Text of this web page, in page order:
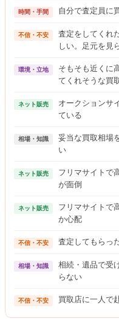
時間・手間 自分で査定員に
不信・不安
査定をしてくれ
しい。足元を見
環境・立地
そもそも近くに
てくれそうな買
ネット販売
オークションサ
ている
相場・知識
妥当な買取相場
い
ネット販売
フリマサイトで
が面倒
ネット販売
フリマサイトで
か心配
不信・不安 査定してもらっ
相場・知識
相続・遺品で受
らない
不信・不安 買取店に一人で